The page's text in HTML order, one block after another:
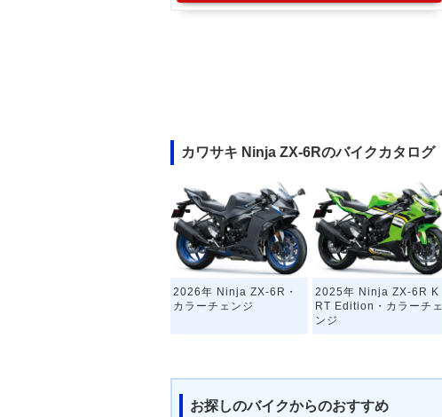
カワサキ Ninja ZX-6Rのバイクカタログ
2026年 Ninja ZX-6R・
カラーチェンジ
2025年 Ninja ZX-6R K
RT Edition・カラーチェ
ンジ
お探しのバイクからのおすすめ